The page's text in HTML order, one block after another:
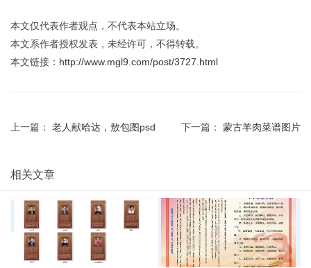
本文仅代表作者观点，不代表本站立场。
本文系作者授权发表，未经许可，不得转载。
本文链接： http://www.mgl9.com/post/3727.html
上一篇： 老人献哈达，敖包图psd 下一篇： 蒙古羊肉菜谱图片
相关文章